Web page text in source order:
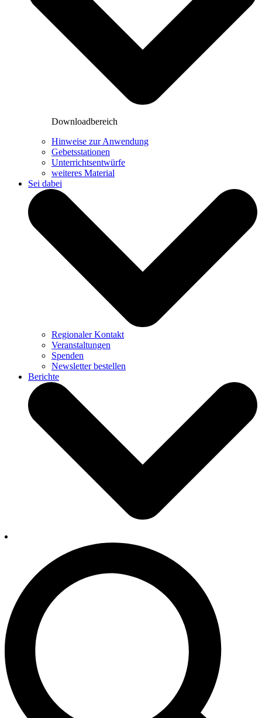
Downloadbereich
Hinweise zur Anwendung
Gebetsstationen
Unterrichtsentwürfe
weiteres Material
Sei dabei
Regionaler Kontakt
Veranstaltungen
Spenden
Newsletter bestellen
Berichte